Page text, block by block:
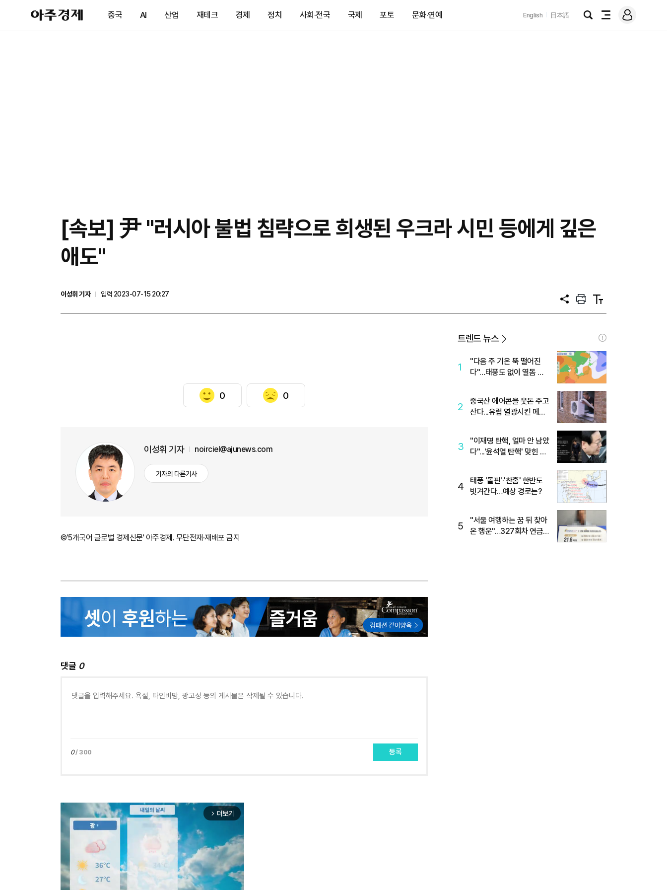
아
주
제
중국 AI 산업 재테크 경제 정치 사회·전국 국제 포토 문화·연예 English 日本語
검
전
메
그
[속보] 尹 "러시아 불법 침략으로 희생된 우크라 시민 등에게 깊은
애도"
이성휘 기자
입력 2023-07-15 20:27
공
프
트
텍
트
0 0
이성휘 기자 noirciel@ajunews.com
기자의 다른기사
©'5개국어 글로벌 경제신문' 아주경제. 무단전재·재배포 금지
댓글 0
0/ 300 등록
arrow_forward_ios 더보기
트렌드 뉴스
1
"다음 주 기온 뚝 떨어진
다"…태풍도 없이 열돔 박
2
중국산 에어콘을 웃돈 주고
산다...유럽 열광시킨 메이
3
"이재명 탄핵, 얼마 안 남았
다"...'윤석열 탄핵' 맞힌 무
4
태풍 '돌핀'·'찬홈' 한반도
빗겨간다…예상 경로는?
5
"서울 여행하는 꿈 뒤 찾아
온 행운"…327회차 연금